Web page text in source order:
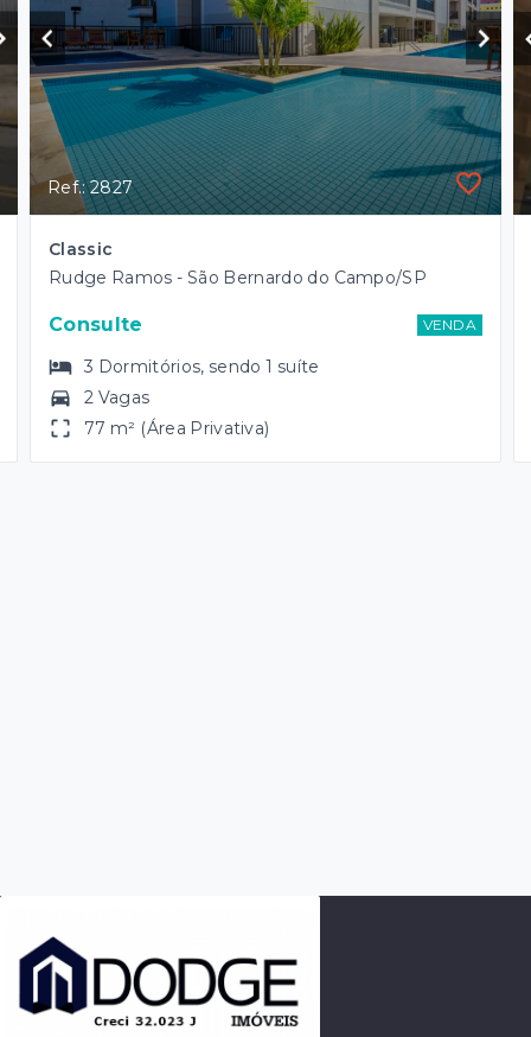
Ref.: 2827
Classic
Rudge Ramos - São Bernardo do Campo/SP
Consulte VENDA
3 Dormitórios, sendo1 suíte
2 Vagas
77 m² (Área Privativa)